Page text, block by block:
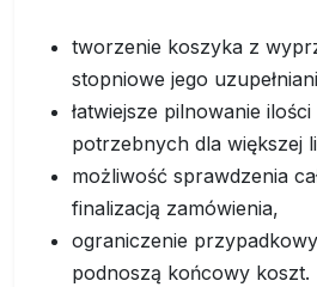
tworzenie koszyka z
stopniowe jego
łatwiejsze pilnowanie
potrzebnych dla większej
możliwość sprawdzenia
finalizacją zamówienia,
ograniczenie
podnoszą końcowy koszt.